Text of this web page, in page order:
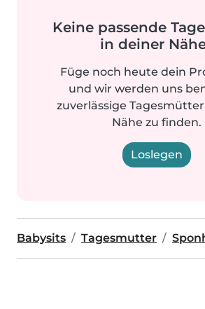
Keine passende
in deiner
Füge noch heute dein
und wir werden uns
zuverlässige
Nähe zu finden.
Loslegen
Babysits Tagesmutter